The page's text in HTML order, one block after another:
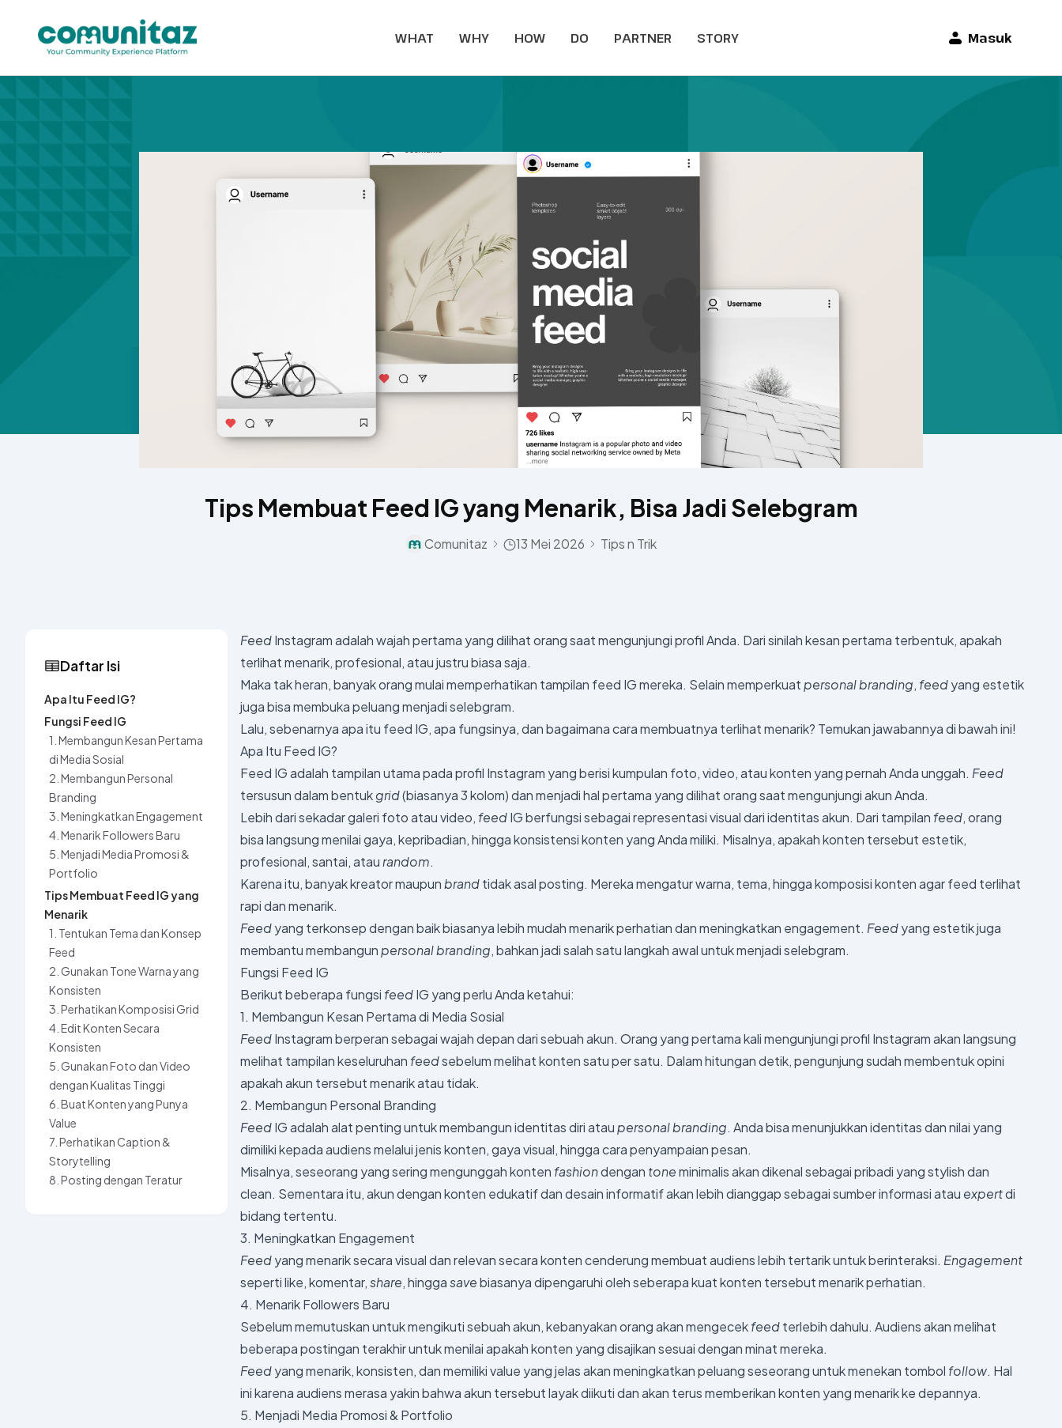
Masuk
WHAT WHY HOW DO PARTNER STORY
Tips Membuat Feed IG yang Menarik, Bisa Jadi Selebgram
Comunitaz Separator Icon
13 Mei 2026 Separator Icon
Tips n Trik
Daftar Isi
Apa Itu Feed IG?
Fungsi Feed IG
1. Membangun Kesan Pertama
di Media Sosial
2. Membangun Personal
Branding
3. Meningkatkan Engagement
4. Menarik Followers Baru
5. Menjadi Media Promosi &
Portfolio
Tips Membuat Feed IG yang
Menarik
1. Tentukan Tema dan Konsep
Feed
2. Gunakan Tone Warna yang
Konsisten
3. Perhatikan Komposisi Grid
4. Edit Konten Secara
Konsisten
5. Gunakan Foto dan Video
dengan Kualitas Tinggi
6. Buat Konten yang Punya
Value
7. Perhatikan Caption &
Storytelling
8. Posting dengan Teratur
FeedInstagram adalah wajah pertama yang dilihat orang saat mengunjungi profil Anda. Dari sinilah kesan pertama terbentuk, apakah
terlihat menarik, profesional, atau justru biasa saja.
Maka tak heran, banyak orang mulai memperhatikan tampilan feed IG mereka. Selain memperkuatpersonal branding, feedyang estetik
juga bisa membuka peluang menjadi selebgram.
Lalu, sebenarnya apa itu feed IG, apa fungsinya, dan bagaimana cara membuatnya terlihat menarik? Temukan jawabannya di bawah ini!
Apa Itu Feed IG?
Feed IG adalah tampilan utama pada profil Instagram yang berisi kumpulan foto, video, atau konten yang pernah Anda unggah. Feed
tersusun dalam bentukgrid(biasanya 3 kolom) dan menjadi hal pertama yang dilihat orang saat mengunjungi akun Anda.
Lebih dari sekadar galeri foto atau video, feedIG berfungsi sebagai representasi visual dari identitas akun. Dari tampilan feed, orang
bisa langsung menilai gaya, kepribadian, hingga konsistensi konten yang Anda miliki. Misalnya, apakah konten tersebut estetik,
profesional, santai, ataurandom.
Karena itu, banyak kreator maupunbrandtidak asal posting. Mereka mengatur warna, tema, hingga komposisi konten agar feed terlihat
rapi dan menarik.
Feedyang terkonsep dengan baik biasanya lebih mudah menarik perhatian dan meningkatkan engagement. Feedyang estetik juga
membantu membangunpersonal branding, bahkan jadi salah satu langkah awal untuk menjadi selebgram.
Fungsi Feed IG
Berikut beberapa fungsi feedIG yang perlu Anda ketahui:
1. Membangun Kesan Pertama di Media Sosial
FeedInstagram berperan sebagai wajah depan dari sebuah akun. Orang yang pertama kali mengunjungi profil Instagram akan langsung
melihat tampilan keseluruhan feedsebelum melihat konten satu per satu. Dalam hitungan detik, pengunjung sudah membentuk opini
apakah akun tersebut menarik atau tidak.
2. Membangun Personal Branding
FeedIG adalah alat penting untuk membangun identitas diri ataupersonal branding. Anda bisa menunjukkan identitas dan nilai yang
dimiliki kepada audiens melalui jenis konten, gaya visual, hingga cara penyampaian pesan.
Misalnya, seseorang yang sering mengunggah konten fashiondengan toneminimalis akan dikenal sebagai pribadi yang stylish dan
clean. Sementara itu, akun dengan konten edukatif dan desain informatif akan lebih dianggap sebagai sumber informasi atau expertdi
bidang tertentu.
3. Meningkatkan Engagement
Feedyang menarik secara visual dan relevan secara konten cenderung membuat audiens lebih tertarik untuk berinteraksi. Engagement
seperti like, komentar,share, hinggasavebiasanya dipengaruhi oleh seberapa kuat konten tersebut menarik perhatian.
4. Menarik Followers Baru
Sebelum memutuskan untuk mengikuti sebuah akun, kebanyakan orang akan mengecekfeedterlebih dahulu. Audiens akan melihat
beberapa postingan terakhir untuk menilai apakah konten yang disajikan sesuai dengan minat mereka.
Feedyang menarik, konsisten, dan memiliki value yang jelas akan meningkatkan peluang seseorang untuk menekan tombol follow. Hal
ini karena audiens merasa yakin bahwa akun tersebut layak diikuti dan akan terus memberikan konten yang menarik ke depannya.
5. Menjadi Media Promosi & Portfolio